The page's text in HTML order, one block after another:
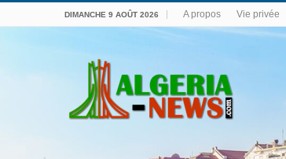
DIMANCHE 9 AOÛT 2026 A propos Vie privée